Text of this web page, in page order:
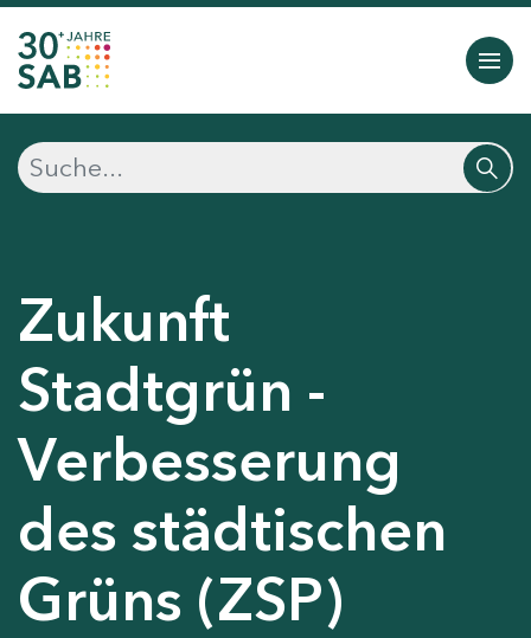
Zukunft
Stadtgrün -
Verbesserung
des städtischen
Grüns (ZSP)